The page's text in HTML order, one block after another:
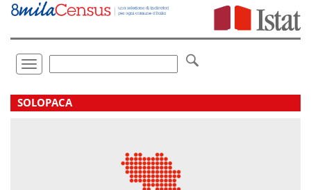
Vai
direttamente
Toggle
navigation
.
SOLOPACA